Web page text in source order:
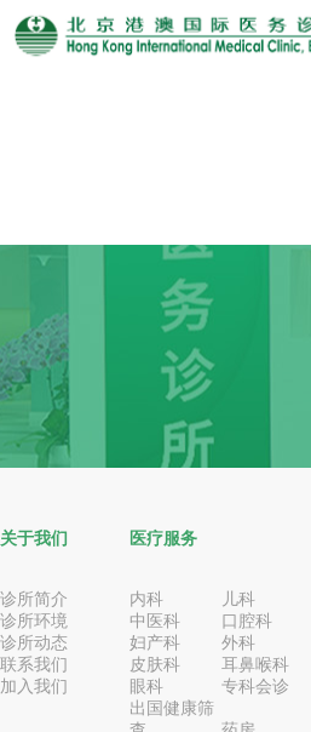
关于我们
诊所简介
诊所环境
诊所动态
联系我们
加入我们
医疗服务
内科
儿科
中医科
口腔科
妇产科
外科
皮肤科
耳鼻喉科
眼科
专科会诊
出国健康筛